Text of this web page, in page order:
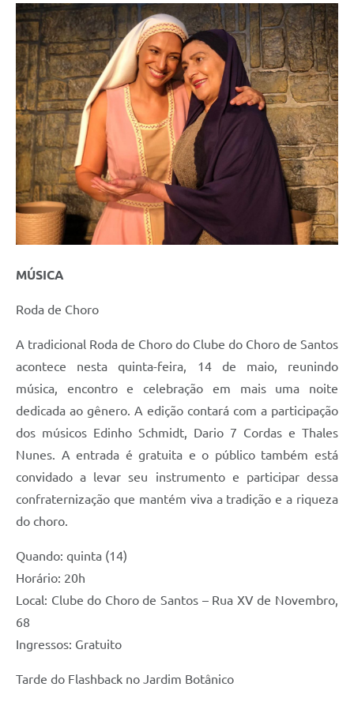
MÚSICA
Roda de Choro
A tradicional Roda de Choro do Clube do Choro de Santos
acontece nesta quinta-feira, 14 de maio, reunindo
música, encontro e celebração em mais uma noite
dedicada ao gênero. A edição contará com a participação
dos músicos Edinho Schmidt, Dario 7 Cordas e Thales
Nunes. A entrada é gratuita e o público também está
convidado a levar seu instrumento e participar dessa
confraternização que mantém viva a tradição e a riqueza
do choro.
Quando: quinta (14)
Horário: 20h
Local: Clube do Choro de Santos – Rua XV de Novembro,
68
Ingressos: Gratuito
Tarde do Flashback no Jardim Botânico